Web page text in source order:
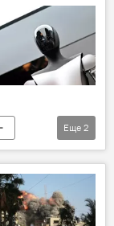
Еще 2